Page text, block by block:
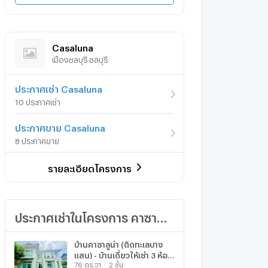
Casaluna
เมืองชลบุรี ชลบุรี
ประกาศเช่า Casaluna
10 ประกาศเช่า
ประกาศขาย Casaluna
8 ประกาศขาย
รายละเอียดโครงการ
บ้านคาซาลูน่า (ติดทะเลบาง
แสน) - บ้านเดี่ยวให้เช่า 3 ห้อง
นอน - เงียบสงบเป็นส่วนตัว
76 ตร.วา 2 ชั้น